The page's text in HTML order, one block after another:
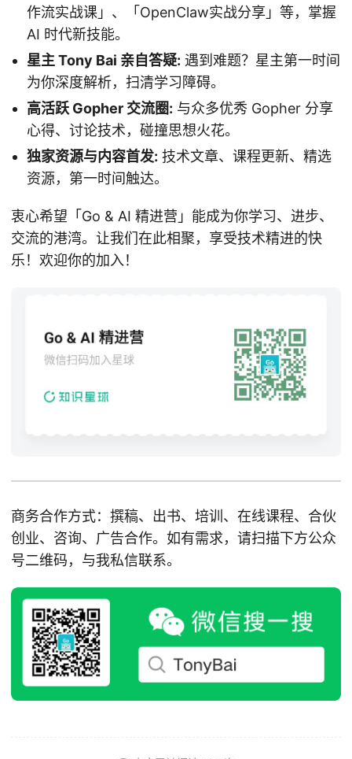
作流实战课」、「OpenClaw实战分享」等，掌握
AI 时代新技能。
星主 Tony Bai 亲自答疑: 遇到难题？星主第一时间
为你深度解析，扫清学习障碍。
高活跃 Gopher 交流圈: 与众多优秀 Gopher 分享
心得、讨论技术，碰撞思想火花。
独家资源与内容首发: 技术文章、课程更新、精选
资源，第一时间触达。
衷心希望「Go & AI 精进营」能成为你学习、进步、
交流的港湾。让我们在此相聚，享受技术精进的快
乐！欢迎你的加入！
商务合作方式：撰稿、出书、培训、在线课程、合伙
创业、咨询、广告合作。如有需求，请扫描下方公众
号二维码，与我私信联系。